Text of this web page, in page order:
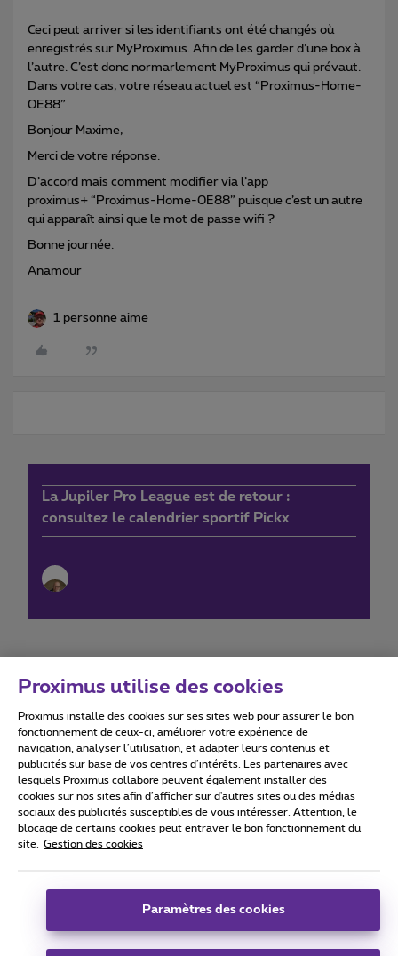
Ceci peut arriver si les identifiants ont été changés où
enregistrés sur MyProximus. Afin de les garder d’une box à
l’autre. C’est donc normarlement MyProximus qui prévaut.
Dans votre cas, votre réseau actuel est “Proximus-Home-
0E88”
Bonjour Maxime,
Merci de votre réponse.
D’accord mais comment modifier via l’app
proximus+ “Proximus-Home-0E88” puisque c’est un autre
qui apparaît ainsi que le mot de passe wifi ?
Bonne journée.
Anamour
1 personne aime
La Jupiler Pro League est de retour :
consultez le calendrier sportif Pickx
Conditions d'utilisation Accessibility statement
Tous droits réservés. © 2026
Conditions générales, info consommateur
Coordonnées de l’entreprise
Boulevard du Roi Albert II 27 - B-1030 Bruxelles.
Proximus utilise des cookies
Proximus installe des cookies sur ses sites web pour assurer le bon
fonctionnement de ceux-ci, améliorer votre expérience de
navigation, analyser l’utilisation, et adapter leurs contenus et
publicités sur base de vos centres d’intérêts. Les partenaires avec
lesquels Proximus collabore peuvent également installer des
cookies sur nos sites afin d’afficher sur d'autres sites ou des médias
sociaux des publicités susceptibles de vous intéresser. Attention, le
blocage de certains cookies peut entraver le bon fonctionnement du
site.
Gestion des cookies
Paramètres des cookies